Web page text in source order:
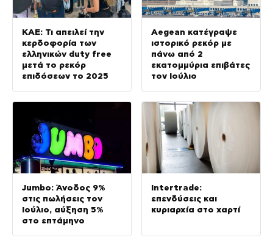
ΚΑΕ: Τι απειλεί την
κερδοφορία των
ελληνικών duty free
μετά το ρεκόρ
επιδόσεων το 2025
Aegean κατέγραψε
ιστορικό ρεκόρ με
πάνω από 2
εκατομμύρια επιβάτες
τον Ιούλιο
Jumbo: Άνοδος 9%
στις πωλήσεις τον
Ιούλιο, αύξηση 5%
στο επτάμηνο
Intertrade:
επενδύσεις και
κυριαρχία στο χαρτί